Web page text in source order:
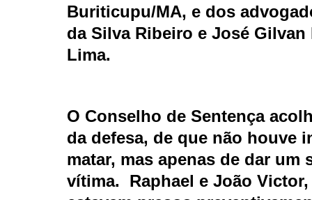
Buriticupu/MA, e dos
da Silva Ribeiro e José Gilvan
Lima.
O Conselho de Sentença
da defesa, de que não houve
matar, mas apenas de dar um
vítima.
Raphael e João